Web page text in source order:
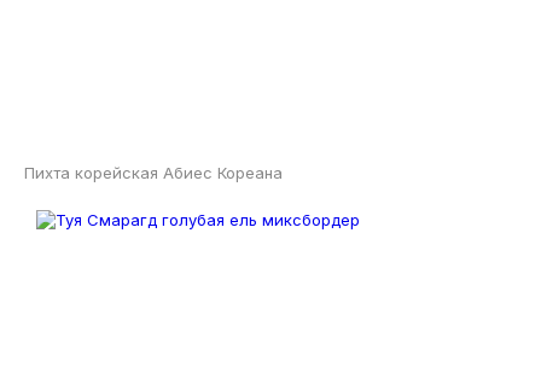
Пихта корейская Абиес Кореана